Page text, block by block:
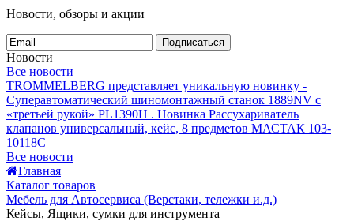
Новости, обзоры и акции
Подписаться
Новости
Все новости
TROMMELBERG представляет уникальную новинку -
Суперавтоматический шиномонтажный станок 1889NV с
«третьей рукой» PL1390H . Новинка Рассухариватель
клапанов универсальный, кейс, 8 предметов МАСТАК 103-
10118C
Все новости
Главная
Каталог товаров
Мебель для Автосервиса (Верстаки, тележки и.д.)
Кейсы, Ящики, сумки для инструмента